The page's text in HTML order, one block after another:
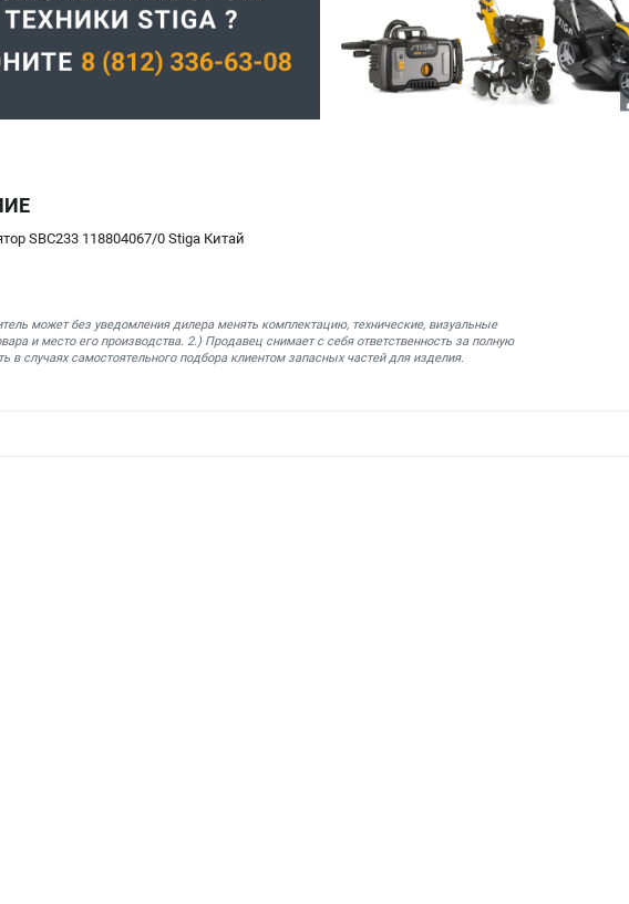
SBC233 118804067/0 Stiga Китай
может без уведомления дилера менять комплектацию, технические, визуальные
и место его производства. 2.) Продавец снимает с себя ответственность за полную
в случаях самостоятельного подбора клиентом запасных частей для изделия.